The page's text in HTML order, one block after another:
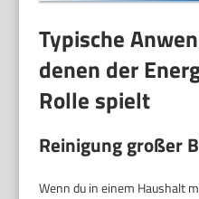
Typische
denen der
Rolle spielt
Reinigung großer
Wenn du in einem Haushalt